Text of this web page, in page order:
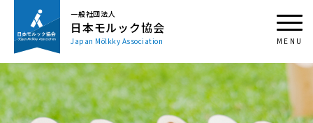
一般社団法人
日本モルック協会
Japan Mölkky Association